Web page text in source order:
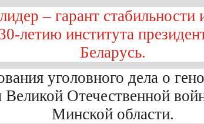
– гарант стабильности
летию института
Беларусь.
уголовного дела о
Великой Отечественной
Минской области.